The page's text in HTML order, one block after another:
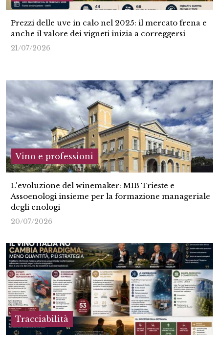
Prezzi delle uve in calo nel 2025: il mercato frena e
anche il valore dei vigneti inizia a correggersi
21/07/2026
Vino e professioni
L'evoluzione del winemaker: MIB Trieste e
Assoenologi insieme per la formazione manageriale
degli enologi
20/07/2026
Tracciabilità